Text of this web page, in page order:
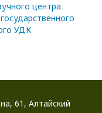
центра
УДК
61, Алтайский